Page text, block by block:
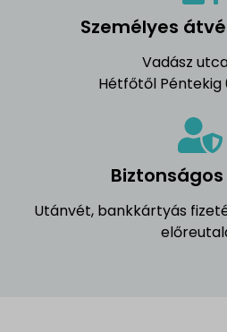
Személyes
Vadász
Hétfőtől Péntekig
Utánvét, bankkártyás